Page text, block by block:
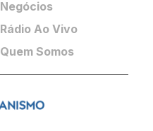
Negócios
Rádio Ao Vivo
Quem Somos